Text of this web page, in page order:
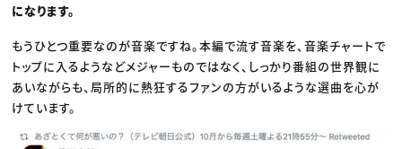
になります。
もうひとつ重要なのが音楽ですね。本編で流す音楽を、音楽チャートで
トップに入るようなどメジャーものではなく、しっかり番組の世界観に
あいながらも、局所的に熱狂するファンの方がいるような選曲を心が
けています。